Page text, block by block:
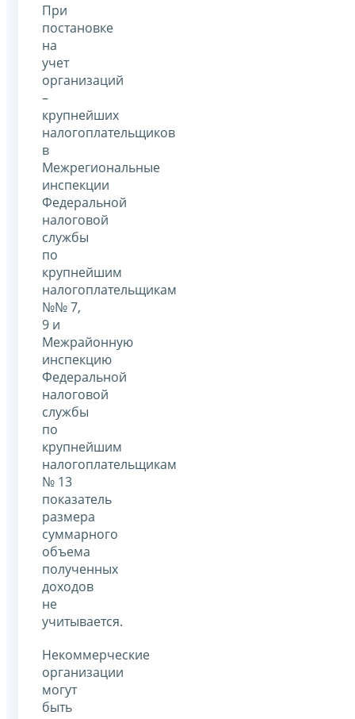
При
постановке
на
учет
организаций
–
крупнейших
налогоплательщиков
в
Межрегиональные
инспекции
Федеральной
налоговой
службы
по
крупнейшим
налогоплательщикам
№№ 7,
9 и
Межрайонную
инспекцию
Федеральной
налоговой
службы
по
крупнейшим
налогоплательщикам
№ 13
показатель
размера
суммарного
объема
полученных
доходов
не
учитывается.
Некоммерческие
организации
могут
быть